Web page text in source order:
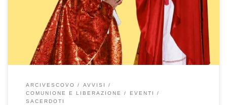
un bus Kyma. Chi è interessato deve darne comunicazione su
whatsapp al numero 328 657 9720
ARCIVESCOVO
AVVISI
COMUNIONE E LIBERAZIONE
EVENTI
SACERDOTI